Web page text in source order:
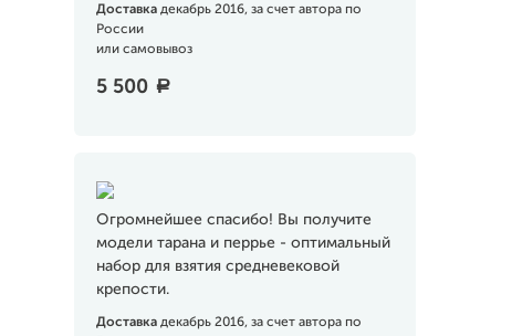
Доставка декабрь 2016, за счет автора по
России
или самовывоз
5 500 a
Огромнейшее спасибо! Вы получите
модели тарана и перрье - оптимальный
набор для взятия средневековой
крепости.
Доставка декабрь 2016, за счет автора по